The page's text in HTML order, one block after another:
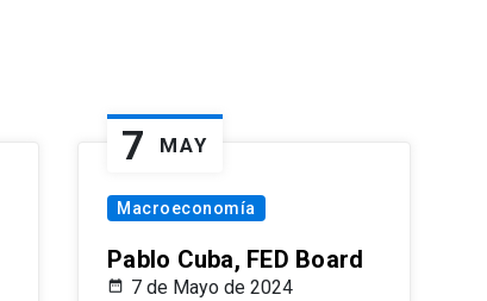
7 MAY
Macroeconomía
Pablo Cuba, FED Board
7 de Mayo de 2024